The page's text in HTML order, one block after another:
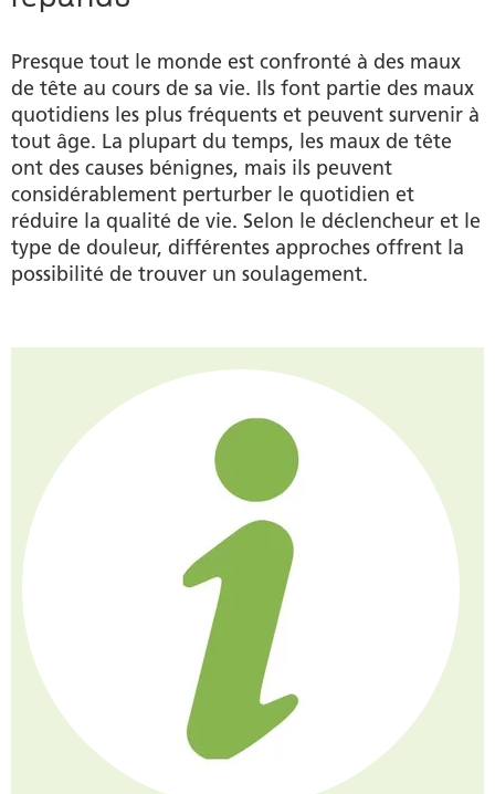
L'homéopathie pour les maux de tête
Produits
Auteur
Presque tout le monde est confronté à des maux
de tête au cours de sa vie. Ils font partie des maux
quotidiens les plus fréquents et peuvent survenir à
tout âge. La plupart du temps, les maux de tête
ont des causes bénignes, mais ils peuvent
considérablement perturber le quotidien et
réduire la qualité de vie. Selon le déclencheur et le
type de douleur, différentes approches offrent la
possibilité de trouver un soulagement.